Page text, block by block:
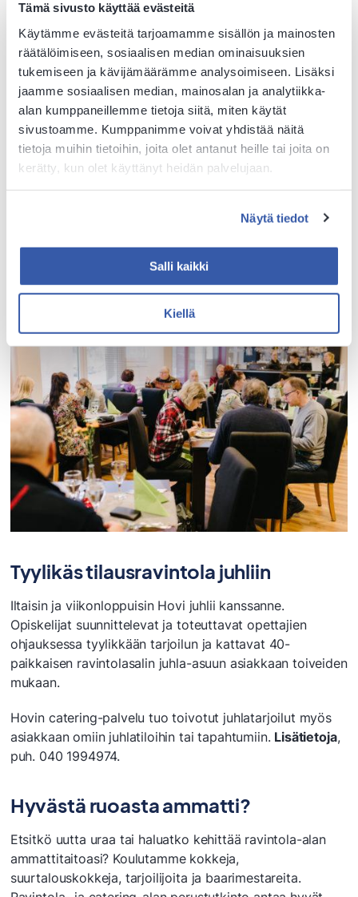
Tämä sivusto käyttää evästeitä
Käytämme evästeitä tarjoamamme sisällön ja mainosten
räätälöimiseen, sosiaalisen median ominaisuuksien
tukemiseen ja kävijämäärämme analysoimiseen. Lisäksi
jaamme sosiaalisen median, mainosalan ja analytiikka-
alan kumppaneillemme tietoja siitä, miten käytät
sivustoamme. Kumppanimme voivat yhdistää näitä
tietoja muihin tietoihin, joita olet antanut heille tai joita on
kerätty, kun olet käyttänyt heidän palvelujaan.
Näytä tiedot
Salli kaikki
Kiellä
Valmistamme ruokaa taidolla ja
rakkaudella
TutustuRuokaviraston Oiva-elintarvikevalvonnan
valvontaraportiin.
Haluatko antaa palautetta?
hetkiä asiakkaillemme. Voit auttaa meitä tekemään sen
vielä paremmin antamalla meille
Tyylikäs tilausravintola juhliin
Iltaisin ja viikonloppuisin Hovi juhlii kanssanne.
Opiskelijat suunnittelevat ja toteuttavat opettajien
ohjauksessa tyylikkään tarjoilun ja kattavat 40-
paikkaisen ravintolasalin juhla-asuun asiakkaan toiveiden
mukaan.
Hovin catering-palvelu tuo toivotut juhlatarjoilut myös
asiakkaan omiin juhlatiloihin tai tapahtumiin. Lisätietoja,
puh. 040 1994974.
Hyvästä ruoasta ammatti?
Etsitkö uutta uraa tai haluatko kehittää ravintola-alan
ammattitaitoasi? Koulutamme kokkeja,
suurtalouskokkeja, tarjoilijoita ja baarimestareita.